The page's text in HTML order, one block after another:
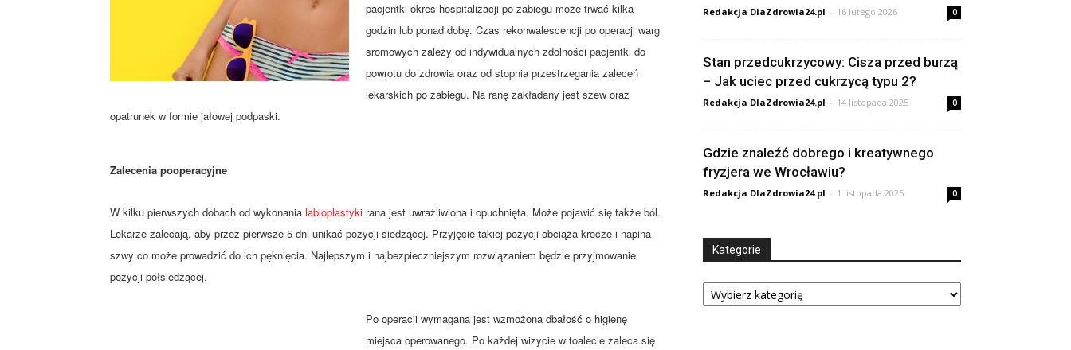
pacjentki okres hospitalizacji po zabiegu może trwać kilka
godzin lub ponad dobę. Czas rekonwalescencji po operacji warg
sromowych zależy od indywidualnych zdolności pacjentki do
powrotu do zdrowia oraz od stopnia przestrzegania zaleceń
lekarskich po zabiegu. Na ranę zakładany jest szew oraz
opatrunek w formie jałowej podpaski.
Zalecenia pooperacyjne
W kilku pierwszych dobach od wykonania labioplastyki rana jest uwrażliwiona i opuchnięta. Może pojawić się także ból.
Lekarze zalecają, aby przez pierwsze 5 dni unikać pozycji siedzącej. Przyjęcie takiej pozycji obciąża krocze i napina
szwy co może prowadzić do ich pęknięcia. Najlepszym i najbezpieczniejszym rozwiązaniem będzie przyjmowanie
pozycji półsiedzącej.
Po operacji wymagana jest wzmożona dbałość o higienę
miejsca operowanego. Po każdej wizycie w toalecie zaleca się
Redakcja DlaZdrowia24.pl - 16 lutego 2026 0
Stan przedcukrzycowy: Cisza przed burzą
– Jak uciec przed cukrzycą typu 2?
Redakcja DlaZdrowia24.pl - 14 listopada 2025 0
Gdzie znaleźć dobrego i kreatywnego
fryzjera we Wrocławiu?
Redakcja DlaZdrowia24.pl - 1 listopada 2025 0
Kategorie
Kategorie